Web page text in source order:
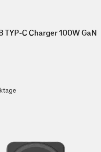
TYP-C Charger 100W GaN